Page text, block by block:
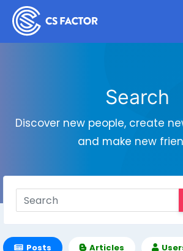
Search
Discover new people, create
and make new
Posts Articles